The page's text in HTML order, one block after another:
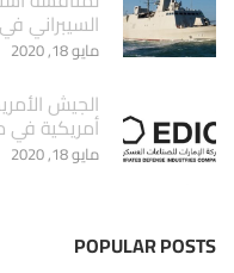
السيبراني
مايو 18, 2020
الجيش
أمريكية
مايو 18, 2020
POPULAR POSTS